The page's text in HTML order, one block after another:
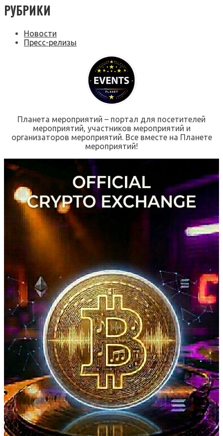
РУБРИКИ
Новости
Пресс-релизы
Планета мероприятий – портал для посетителей
мероприятий, участников мероприятий и
организаторов мероприятий. Все вместе на Планете
мероприятий!